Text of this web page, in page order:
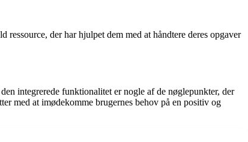
der har hjulpet dem med at håndtere deres opgaver
integrerede funktionalitet er nogle af de nøglepunkter, der
med at imødekomme brugernes behov på en positiv og